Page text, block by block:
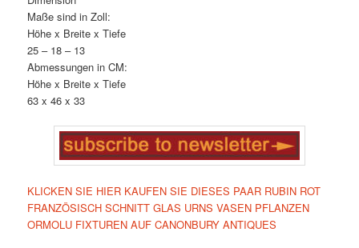
Maße sind in Zoll:
Höhe x Breite x Tiefe
25 – 18 – 13
Abmessungen in CM:
Höhe x Breite x Tiefe
63 x 46 x 33
KLICKEN SIE HIER KAUFEN SIE DIESES PAAR RUBIN ROT
FRANZÖSISCH SCHNITT GLAS URNS VASEN PFLANZEN
ORMOLU FIXTUREN AUF CANONBURY ANTIQUES